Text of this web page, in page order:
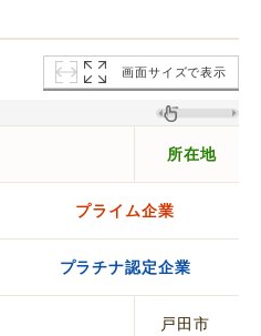
画面サイズで表示
所在地
プライム企業
プラチナ認定企業
戸田市